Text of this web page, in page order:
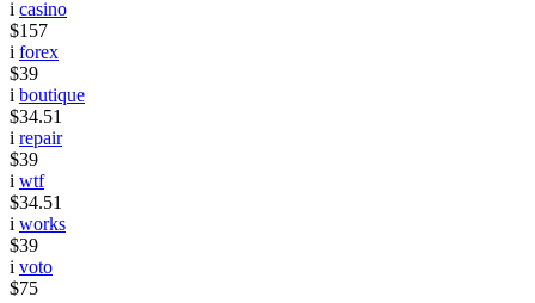
i casino
$157
i forex
$39
i boutique
$34.51
i repair
$39
i wtf
$34.51
i works
$39
i voto
$75